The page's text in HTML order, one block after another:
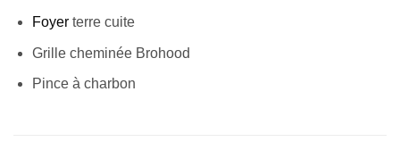
Foyerterre cuite
Grille cheminée Brohood
Pince à charbon